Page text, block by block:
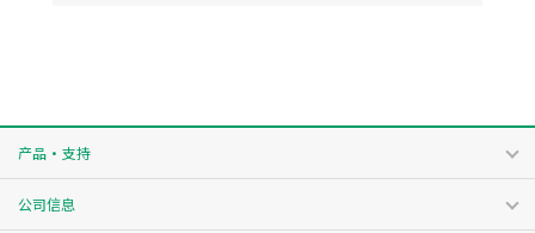
产品・支持
公司信息